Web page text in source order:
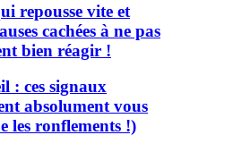
repousse vite et
cachées à ne pas
bien réagir !
: ces signaux
absolument vous
les ronflements !)